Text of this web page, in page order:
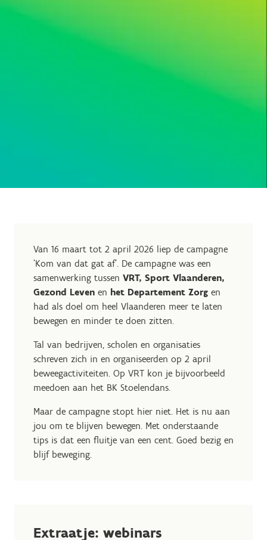
Van 16 maart tot 2 april 2026 liep de campagne
'Kom van dat gat af'. De campagne was een
samenwerking tussen VRT, Sport Vlaanderen,
Gezond Leven en het Departement Zorg en
had als doel om heel Vlaanderen meer te laten
bewegen en minder te doen zitten.
Tal van bedrijven, scholen en organisaties
schreven zich in en organiseerden op 2 april
beweegactiviteiten. Op VRT kon je bijvoorbeeld
meedoen aan het BK Stoelendans.
Maar de campagne stopt hier niet. Het is nu aan
jou om te blijven bewegen. Met onderstaande
tips is dat een fluitje van een cent. Goed bezig en
blijf beweging.
Extraatje: webinars